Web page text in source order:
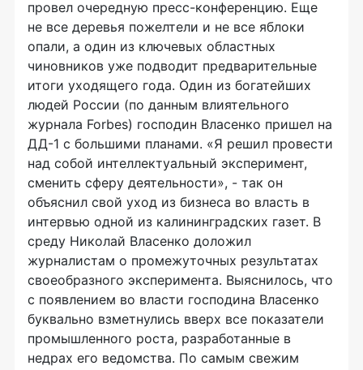
провел очередную пресс-конференцию. Еще
не все деревья пожелтели и не все яблоки
опали, а один из ключевых областных
чиновников уже подводит предварительные
итоги уходящего года. Один из богатейших
людей России (по данным влиятельного
журнала Forbes) господин Власенко пришел на
ДД-1 с большими планами. «Я решил провести
над собой интеллектуальный эксперимент,
сменить сферу деятельности», - так он
объяснил свой уход из бизнеса во власть в
интервью одной из калининградских газет. В
среду Николай Власенко доложил
журналистам о промежуточных результатах
своеобразного эксперимента. Выяснилось, что
с появлением во власти господина Власенко
буквально взметнулись вверх все показатели
промышленного роста, разработанные в
недрах его ведомства. По самым свежим